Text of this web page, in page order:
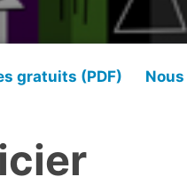
gratuits (PDF) Nous